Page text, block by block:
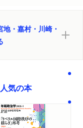
・嘉村・川崎・
気の本